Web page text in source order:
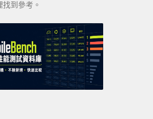
到參考。